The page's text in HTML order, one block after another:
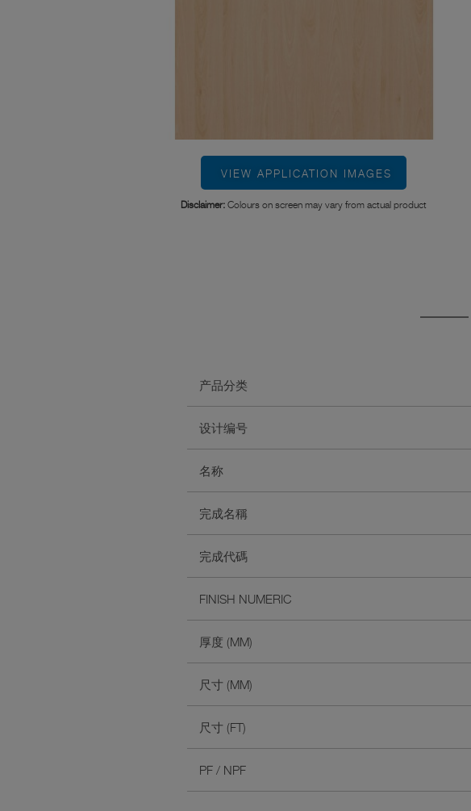
VIEW APPLICATION IMAGES
Disclaimer: Colours on screen may vary from actual product
产品分类
设计编号
名称
完成名稱
完成代碼
FINISH NUMERIC
厚度 (MM)
尺寸 (MM)
尺寸 (FT)
PF / NPF